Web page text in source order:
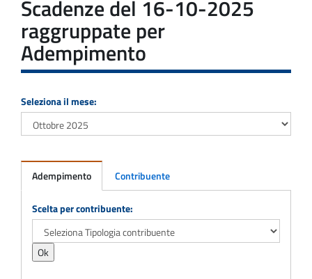
Scadenze del 16-10-2025
raggruppate per
Adempimento
Seleziona il mese:
Adempimento Contribuente
Adempimento
Scelta per contribuente: